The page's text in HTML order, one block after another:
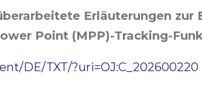
Erläuterungen zur
Point (MPP)-Tracking-
DE/TXT/?uri=OJ:C_202600220